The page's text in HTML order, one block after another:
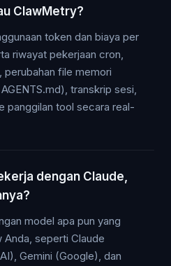
ClawMetry?
token dan biaya per
riwayat pekerjaan cron,
perubahan file memori
transkrip sesi,
panggilan tool secara real-
dengan Claude,
model apa pun yang
Anda, seperti Claude
Gemini (Google), dan